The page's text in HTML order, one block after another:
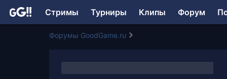
Стримы Турниры Клипы Форум
Форумы GoodGame.ru